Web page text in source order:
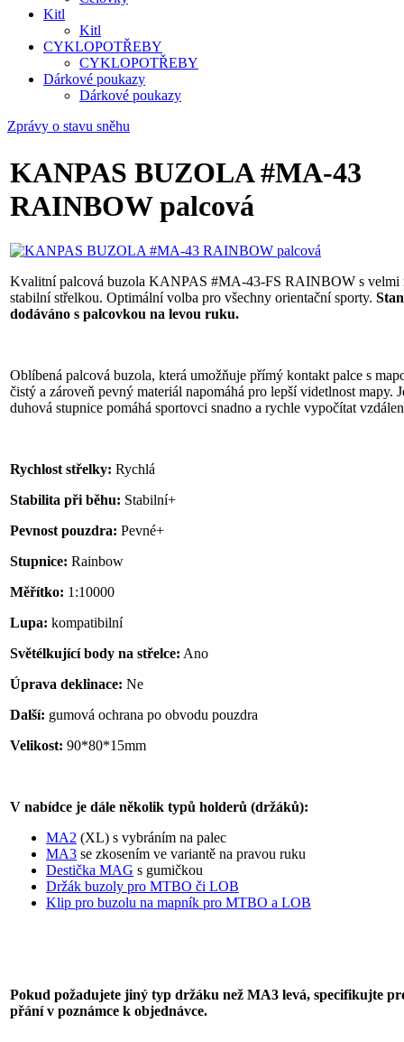
Kitl
Kitl
CYKLOPOTŘEBY
CYKLOPOTŘEBY
Dárkové poukazy
Dárkové poukazy
Zprávy o stavu sněhu
KANPAS BUZOLA #MA-43
RAINBOW palcová
Kvalitní palcová buzola KANPAS #MA-43-FS RAINBOW s velmi
stabilní střelkou. Optimální volba pro všechny orientační sporty.
dodáváno s palcovkou na levou ruku.
Oblíbená palcová buzola, která umožňuje přímý kontakt palce s
čistý a zároveň pevný materiál napomáhá pro lepší videtlnost mapy.
duhová stupnice pomáhá sportovci snadno a rychle vypočítat
Rychlost střelky: Rychlá
Stabilita při běhu: Stabilní+
Pevnost pouzdra: Pevné+
Stupnice: Rainbow
Měřítko: 1:10000
Lupa: kompatibilní
Světélkující body na střelce: Ano
Úprava deklinace: Ne
Další: gumová ochrana po obvodu pouzdra
Velikost: 90*80*15mm
V nabídce je dále několik typů holderů (držáků):
MA2 (XL) s vybráním na palec
MA3 se zkosením ve variantě na pravou ruku
Destička MAG s gumičkou
Držák buzoly pro MTBO či LOB
Klip pro buzolu na mapník pro MTBO a LOB
Pokud požadujete jiný typ držáku než MA3 levá, specifikujte
přání v poznámce k objednávce.